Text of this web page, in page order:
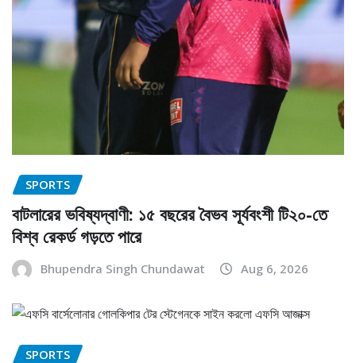
SPORTS
বাটলারের ভবিষ্যদ্বাণী: ১৫ বছরের বৈভব সূর্যবংশী টি২০-তে
বিশ্ব রেকর্ড গড়তে পারে
Bhupendra Singh Chundawat Aug 6, 2026
SPORTS